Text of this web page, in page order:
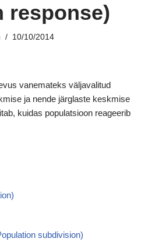
response)
10/10/2014
vanemateks väljavalitud
ja nende järglaste keskmise
kuidas populatsioon reageerib
subdivision)